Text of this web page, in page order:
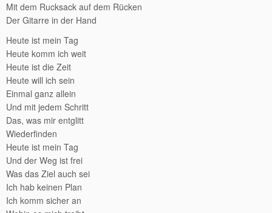
Mit dem Rucksack auf dem Rücken
Der Gitarre in der Hand
Heute ist mein Tag
Heute komm ich weit
Heute ist die Zeit
Heute will ich sein
Einmal ganz allein
Und mit jedem Schritt
Das, was mir entglitt
Wiederfinden
Heute ist mein Tag
Und der Weg ist frei
Was das Ziel auch sei
Ich hab keinen Plan
Ich komm sicher an